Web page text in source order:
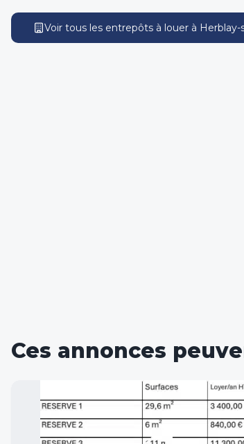
Voir tous les entrepôts à louer à Herblay-
Ces annonces